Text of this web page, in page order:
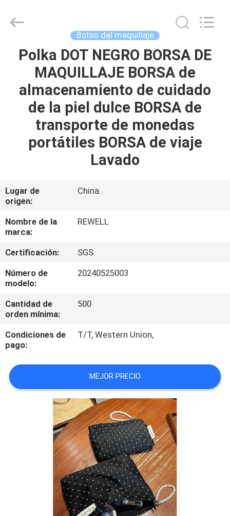
HOGAR
PRODUCTOS
SOBRE
NOSOTROS
DE
LA
FÁBRICA
CONTROL
DE
CALIDAD
DEL
PRIVACY
Rights
Reserved.
Bolso del maquillaje
Polka DOT NEGRO BORSA DE
MAQUILLAJE BORSA de
almacenamiento de cuidado
de la piel dulce BORSA de
transporte de monedas
portátiles BORSA de viaje
Lavado
Lugar de
origen:
China.
Nombre de la
marca:
REWELL
Certificación:
SGS
Número de
modelo:
20240525003
Cantidad de
orden mínima:
500
Condiciones de
pago:
T/T, Western Union,
MEJOR PRECIO